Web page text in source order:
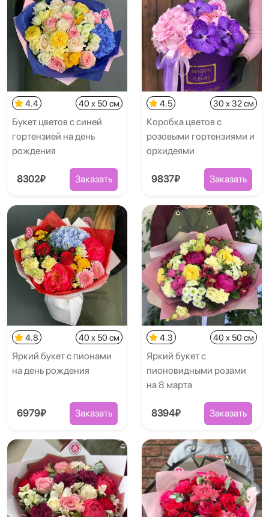
4.4 40 x 50 см
Букет цветов с синей
гортензией на день
рождения
8302₽ Заказать
4.5 30 x 32 см
Коробка цветов с
розовыми гортензиями и
орхидеями
9837₽ Заказать
4.8 40 x 50 см
Яркий букет с пионами
на день рождения
6979₽ Заказать
4.3 40 x 50 см
Яркий букет с
пионовидными розами
на 8 марта
8394₽ Заказать